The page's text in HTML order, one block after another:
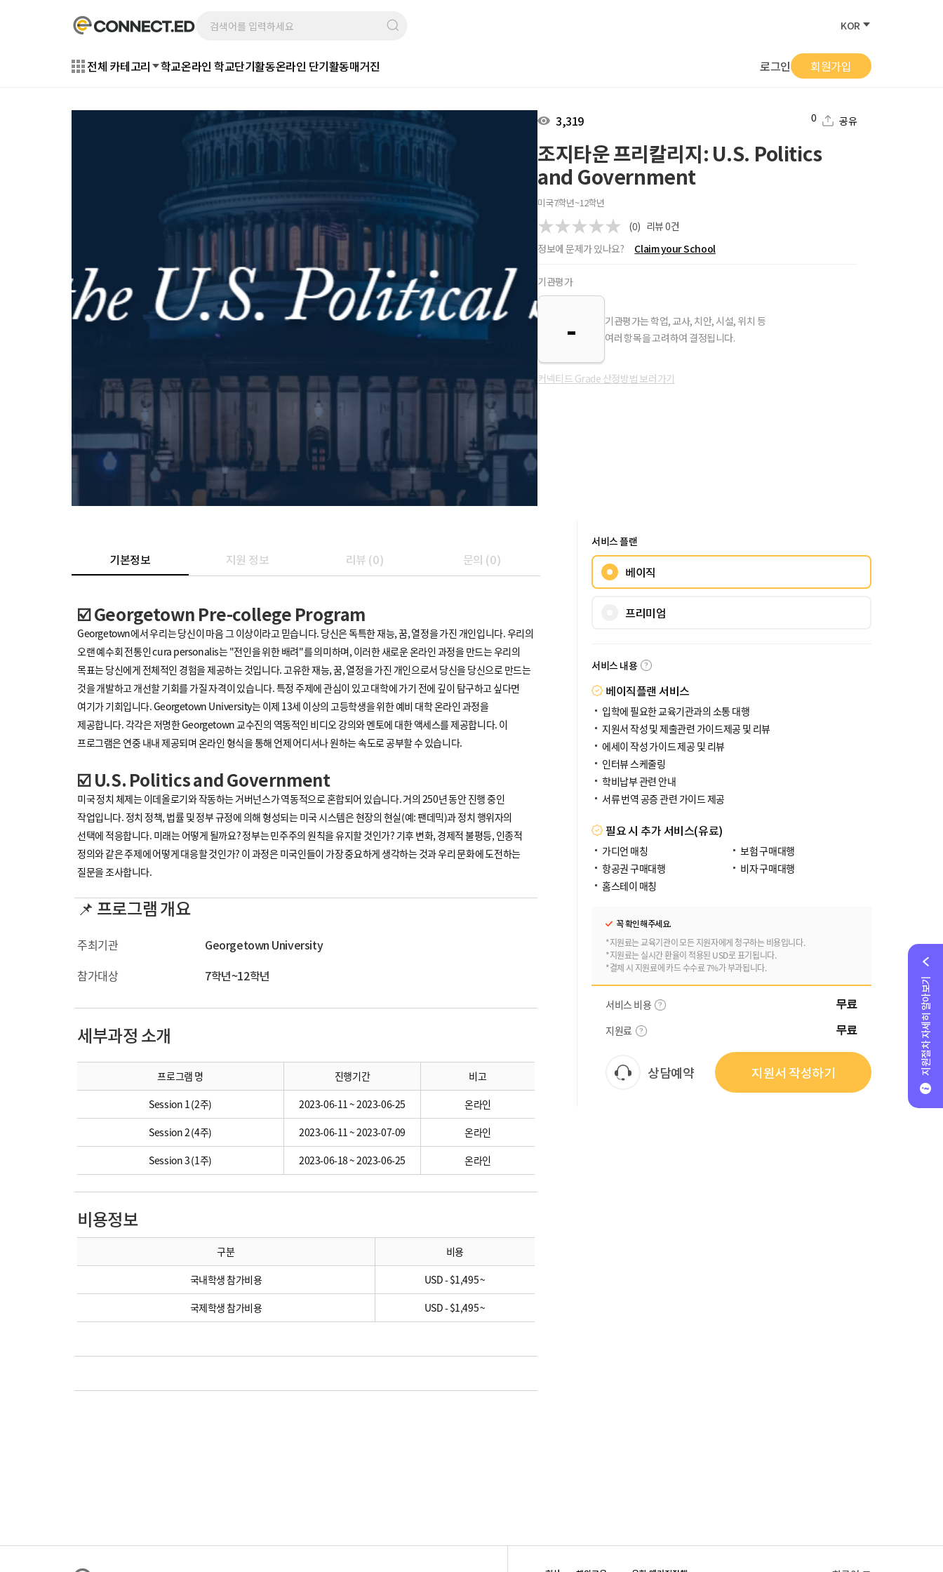
KOR
전체 카테고리 학교온라인 학교단기활동온라인 단기활동매거진 로그인 회원가입
3,319 0 공유
조지타운 프리칼리지: U.S. Politics
and Government
미국7학년~12학년
(0) 리뷰0건
정보에 문제가 있나요?
Claim your School
기관평가
-
기관평가는 학업, 교사, 치안, 시설, 위치 등
여러 항목을 고려하여 결정됩니다.
커넥티드 Grade 산정방법 보러가기
기본정보 지원 정보 리뷰 (0) 문의 (0)
☑️ Georgetown Pre-college Program
Georgetown에서 우리는 당신이 마음 그 이상이라고 믿습니다. 당신은 독특한 재능, 꿈, 열정을 가진 개인입니다. 우리의
오랜 예수회 전통인 cura personalis는 "전인을 위한 배려"를 의미하며, 이러한 새로운 온라인 과정을 만드는 우리의
목표는 당신에게 전체적인 경험을 제공하는 것입니다. 고유한 재능, 꿈, 열정을 가진 개인으로서 당신을 당신으로 만드는
것을 개발하고 개선할 기회를 가질 자격이 있습니다. 특정 주제에 관심이 있고 대학에 가기 전에 깊이 탐구하고 싶다면
여기가 기회입니다. Georgetown University는 이제 13세 이상의 고등학생을 위한 예비 대학 온라인 과정을
제공합니다. 각각은 저명한 Georgetown 교수진의 역동적인 비디오 강의와 멘토에 대한 액세스를 제공합니다. 이
프로그램은 연중 내내 제공되며 온라인 형식을 통해 언제 어디서나 원하는 속도로 공부할 수 있습니다.
☑️ U.S. Politics and Government
미국 정치 체제는 이데올로기와 작동하는 거버넌스가 역동적으로 혼합되어 있습니다. 거의 250년 동안 진행 중인
작업입니다. 정치 정책, 법률 및 정부 규정에 의해 형성되는 미국 시스템은 현장의 현실(예: 팬데믹)과 정치 행위자의
선택에 적응합니다. 미래는 어떻게 될까요? 정부는 민주주의 원칙을 유지할 것인가? 기후 변화, 경제적 불평등, 인종적
정의와 같은 주제에 어떻게 대응할 것인가? 이 과정은 미국인들이 가장 중요하게 생각하는 것과 우리 문화에 도전하는
질문을 조사합니다.
📌 프로그램 개요
주최기관
Georgetown University
참가대상
7학년~12학년
세부과정 소개
프로그램 명 진행기간
비고
Session 1 (2주)
2023-06-11 ~ 2023-06-25
온라인
Session 2 (4주)
2023-06-11 ~ 2023-07-09
온라인
Session 3 (1주)
2023-06-18 ~ 2023-06-25 온라인
비용정보
구분
비용
국내학생 참가비용
USD - $1,495 ~
국제학생 참가비용
USD - $1,495 ~
서비스 플랜
베이직
프리미엄
서비스 내용
베이직플랜 서비스
입학에 필요한 교육기관과의 소통 대행
지원서 작성 및 제출관련 가이드제공 및 리뷰
에세이 작성 가이드 제공 및 리뷰
인터뷰 스케줄링
학비납부 관련 안내
서류 번역 공증 관련 가이드 제공
필요 시 추가 서비스(유료)
가디언 매칭
보험 구매대행
항공권 구매대행
비자 구매대행
홈스테이 매칭
꼭 확인해주세요.
*지원료는 교육기관이 모든 지원자에게 청구하는 비용입니다.
*지원료는 실시간 환율이 적용된 USD로 표기됩니다.
*결제 시 지원료에 카드 수수료 7%가 부과됩니다.
서비스 비용 무료
지원료 무료
상담예약 지원서 작성하기 지원절차 자세히 알아보기